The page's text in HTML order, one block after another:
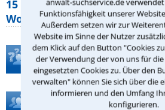
Funktionsfähigkeit unserer
Außerdem setzen wir zur
Website im Sinne der Nutzer
dem Klick auf den Button "Cookies
der Verwendung der von uns für
eingesetzten Cookies zu. Über den
verwalten" können Sie sich über die
informieren und den Umfang
konfigurieren.
15 elementare Rechte, die
Wohnungseigentümer
Teste Dein
Hilfe bei Ihrer